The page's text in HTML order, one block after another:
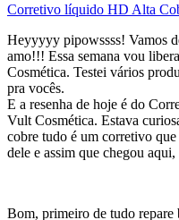
Corretivo líquido HD Alta
Heyyyyy pipowssss! Vamos
amo!!! Essa semana vou
Cosmética. Testei vários
pra vocês.
E a resenha de hoje é do
Vult Cosmética. Estava
cobre tudo é um corretivo
dele e assim que chegou aqui,
Bom, primeiro de tudo repare